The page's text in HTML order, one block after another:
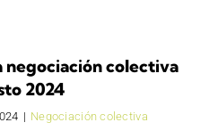
negociación colectiva
2024
| Negociación colectiva